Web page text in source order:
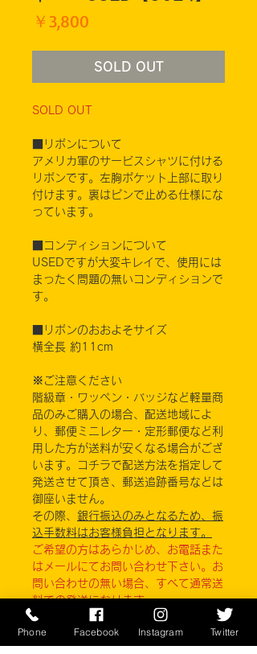
￥3,800
SOLD OUT
SOLD OUT
■リボンについて
アメリカ軍のサービスシャツに付ける
リボンです。左胸ポケット上部に取り
付けます。裏はピンで止める仕様にな
っています。
■コンディションについて
USEDですが大変キレイで、使用には
まったく問題の無いコンディションで
す。
■リボンのおおよそサイズ
横全長 約11cm
※ご注意ください
階級章・ワッペン・バッジなど軽量商
品のみご購入の場合、配送地域によ
り、郵便ミニレター・定形郵便など利
用した方が送料が安くなる場合がござ
います。コチラで配送方法を指定して
発送させて頂き、郵送追跡番号などは
御座いません。
その際、 銀行振込のみとなるため、振
込手数料はお客様負担となります。
ご希望の方はあらかじめ、お電話また
はメールにてお問い合わせ下さい。お
問い合わせの無い場合、すべて通常送
料での発送になります。
実店舗と在庫共有しているため、注文
Phone Facebook Instagram Twitter